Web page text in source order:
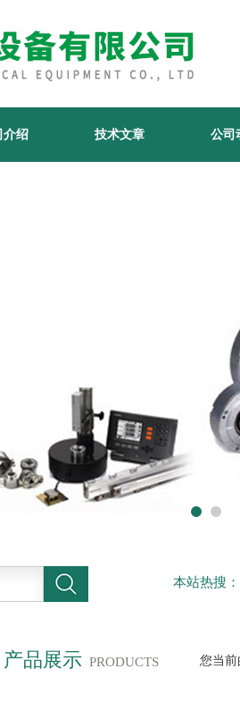
介绍 技术文章 公司
本站热搜：
产品展示 PRODUCTS 您当前